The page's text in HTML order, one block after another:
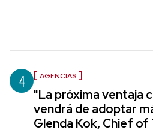
4 AGENCIAS
"La próxima ventaja
vendrá de adoptar
Glenda Kok, Chief